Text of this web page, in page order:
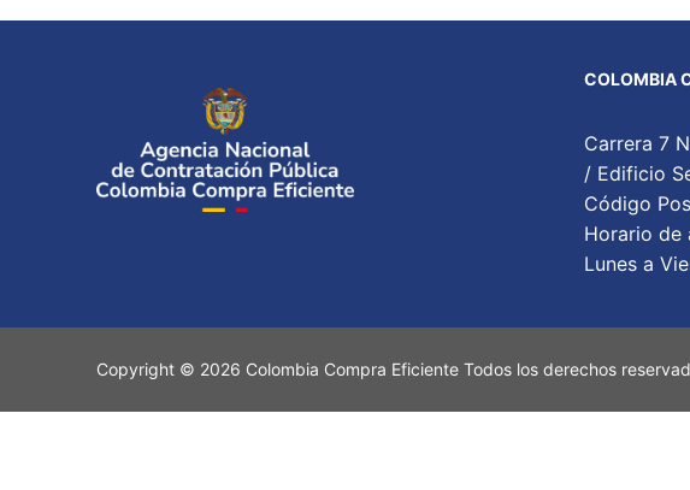
COLOMBIA
Carrera 7
/ Edificio
Código
Horario de
Lunes a
Copyright © 2026 Colombia Compra Eficiente Todos los derechos